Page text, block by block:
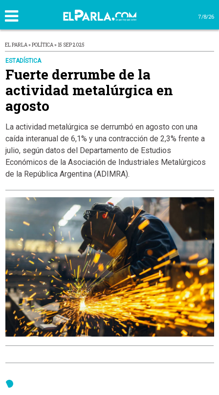
7/8/26
EL PARLA » POLÍTICA » 15 SEP 2025
ESTADÍSTICA
Fuerte derrumbe de la
actividad metalúrgica en
agosto
La actividad metalúrgica se derrumbó en agosto con una
caída interanual de 6,1% y una contracción de 2,3% frente a
julio, según datos del Departamento de Estudios
Económicos de la Asociación de Industriales Metalúrgicos
de la República Argentina (ADIMRA).